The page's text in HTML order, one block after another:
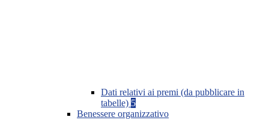
Dati relativi ai premi (da pubblicare in
tabelle) 5
Benessere organizzativo